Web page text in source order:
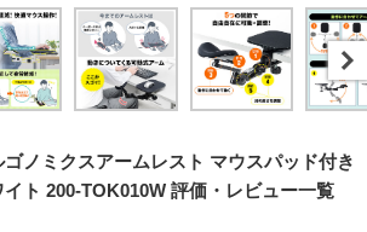
ノミクスアームレスト マウスパッド付き
ト 200-TOK010W 評価・レビュー一覧